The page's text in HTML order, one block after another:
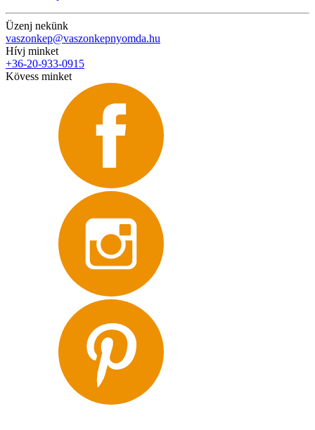
Üzenj nekünk
vaszonkep@vaszonkepnyomda.hu
Hívj minket
+36-20-933-0915
Kövess minket